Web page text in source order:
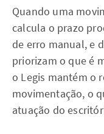
Quando uma
calcula o prazo
de erro manual, e
priorizam o que é
o Legis mantém o
movimentação, o
atuação do